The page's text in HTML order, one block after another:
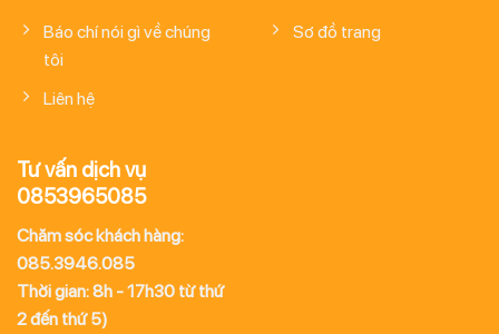
Báo chí nói gì về chúng
tôi
Liên hệ
Sơ đồ trang
Tư vấn dịch vụ
0853965085
Chăm sóc khách hàng:
085.3946.085
Thời gian: 8h - 17h30 từ thứ
2 đến thứ 5)